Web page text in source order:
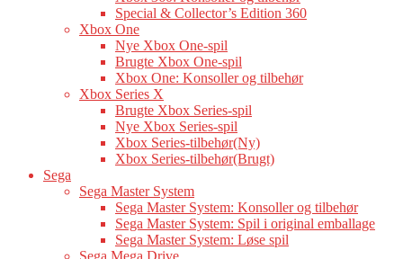
Special & Collector’s Edition 360
Xbox One
Nye Xbox One-spil
Brugte Xbox One-spil
Xbox One: Konsoller og tilbehør
Xbox Series X
Brugte Xbox Series-spil
Nye Xbox Series-spil
Xbox Series-tilbehør(Ny)
Xbox Series-tilbehør(Brugt)
Sega
Sega Master System
Sega Master System: Konsoller og tilbehør
Sega Master System: Spil i original emballage
Sega Master System: Løse spil